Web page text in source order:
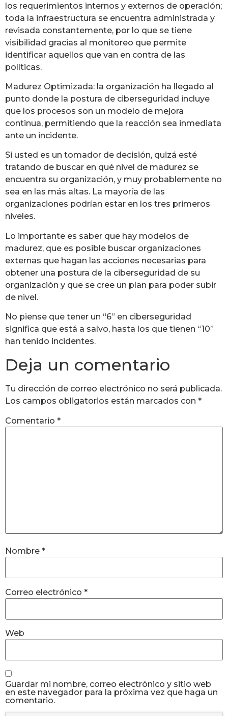
los requerimientos internos y externos de operación;
toda la infraestructura se encuentra administrada y
revisada constantemente, por lo que se tiene
visibilidad gracias al monitoreo que permite
identificar aquellos que van en contra de las
políticas.
Madurez Optimizada: la organización ha llegado al
punto donde la postura de ciberseguridad incluye
que los procesos son un modelo de mejora
continua, permitiendo que la reacción sea inmediata
ante un incidente.
Si usted es un tomador de decisión, quizá esté
tratando de buscar en qué nivel de madurez se
encuentra su organización, y muy probablemente no
sea en las más altas. La mayoría de las
organizaciones podrían estar en los tres primeros
niveles.
Lo importante es saber que hay modelos de
madurez, que es posible buscar organizaciones
externas que hagan las acciones necesarias para
obtener una postura de la ciberseguridad de su
organización y que se cree un plan para poder subir
de nivel.
No piense que tener un “6” en ciberseguridad
significa que está a salvo, hasta los que tienen “10”
han tenido incidentes.
Deja un comentario
Tu dirección de correo electrónico no será publicada.
Los campos obligatorios están marcados con *
Comentario *
Nombre *
Correo electrónico *
Web
Guardar mi nombre, correo electrónico y sitio web
en este navegador para la próxima vez que haga un
comentario.